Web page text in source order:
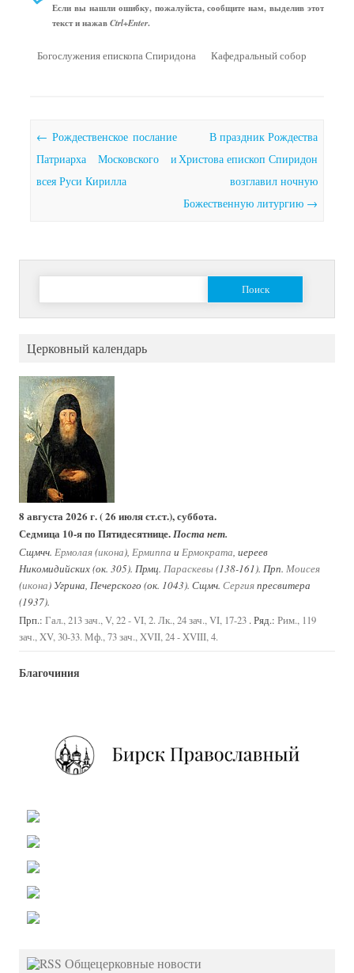
Если вы нашли ошибку, пожалуйста, сообщите нам, выделив этот
текст и нажавCtrl+Enter.
Богослужения епископа Спиридона Кафедральный собор
Почтовая навигация
← Рождественское послание
Патриарха Московского и
всея Руси Кирилла
В праздник Рождества
Христова епископ Спиридон
возглавил ночную
Божественную литургию →
Найти:
Церковный календарь
8 августа 2026 г. ( 26 июля ст.ст.), суббота.
Седмица 10-я по Пятидесятнице.Поста нет.
Сщмчч. Ермолая(икона), Ермиппа и Ермократа, иереев
Никомидийских (ок. 305). Прмц. Параскевы(138-161). Прп. Моисея
(икона) Угрина, Печерского (ок. 1043). Сщмч. Сергияпресвитера
(1937).
Прп.: Гал., 213 зач., V, 22 - VI, 2. Лк., 24 зач., VI, 17-23 . Ряд.: Рим., 119
зач., XV, 30-33. Мф., 73 зач., XVII, 24 - XVIII, 4.
Благочиния
Общецерковные новости